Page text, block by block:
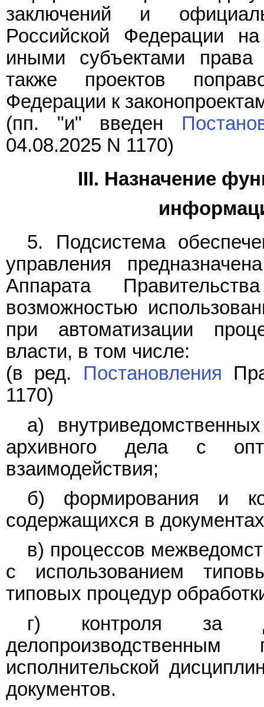
заключений и
Российской Федерации на
иными субъектами права
также проектов
Федерации к
(пп. "и" введен
04.08.2025 N 1170)
III. Назначение
5. Подсистема
управления
Аппарата
возможностью
при автоматизации
власти, в том числе:
(в ред. Постановления
1170)
а)
архивного дела с
взаимодействия;
б) формирования и
содержащихся в
в) процессов
с использованием
типовых процедур
г) контроля за
исполнительской
документов.